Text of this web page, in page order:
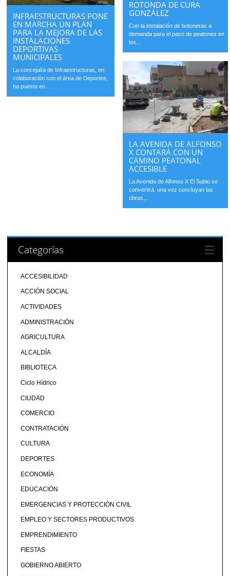
ROTONDA DE CURA
GONZÁLEZ
Con la instalación de botoneras a
demanda para el paso de peatones en
los...
INFRAESTRUCTURAS PONE
EN MARCHA UN PLAN
PARA LA MEJORA DE LAS
INSTALACIONES
DEPORTIVAS
MUNICIPALES
La concejalía de Infraestructuras, en
colaboración con el área de Deportes,
ha puesto en...
LA AVENIDA DE ALFONSO
X CONTARÁ CON UN
CAMINO PEATONAL
ACCESIBLE
La Avenida de Alfonso X El Sabio se
convertirá, una vez concluyan las
obras,...
Categorías
ACCESIBILIDAD
ACCIÓN SOCIAL
ACTIVIDADES
ADMINISTRACIÓN
AGRICULTURA
ALCALDÍA
BIBLIOTECA
Ciclo Hídrico
CIUDAD
COMERCIO
CONTRATACIÓN
CULTURA
DEPORTES
ECONOMÍA
EDUCACIÓN
EMERGENCIAS Y PROTECCIÓN CIVIL
EMPLEO Y SECTORES PRODUCTIVOS
EMPRENDIMIENTO
FIESTAS
GOBIERNO ABIERTO